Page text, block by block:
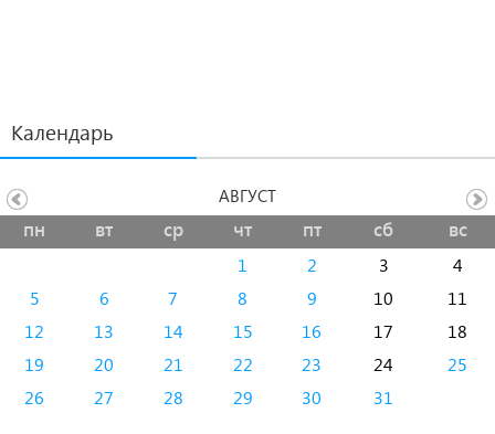
Календарь
пн вт ср чт пт сб вс
1 2 3
4
5
6 7 8 9 10
11
12
13 14 15 16 17
18
19
20 21 22 23 24
25
26
27 28 29 30 31
АВГУСТ